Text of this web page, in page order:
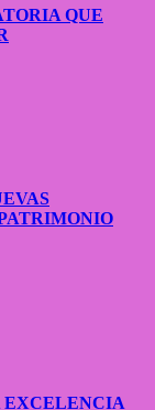
QUE
EXCELENCIA